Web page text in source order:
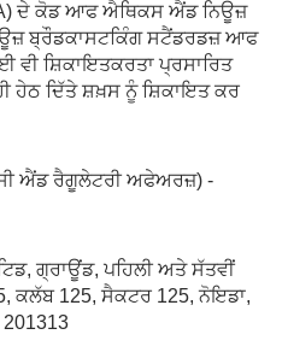
ਦੇ ਕੋਡ ਆਫ ਐਥਿਕਸ ਐਂਡ ਨਿਊਜ਼
ਬ੍ਰੌਡਕਾਸਟਕਿੰਗ ਸਟੈਂਡਰਡਜ਼ ਆਫ
ਸ਼ਿਕਾਇਤਕਰਤਾ ਪ੍ਰਸਾਰਿਤ
ਹੇਠ ਦਿੱਤੇ ਸ਼ਖ਼ਸ ਨੂੰ ਸ਼ਿਕਾਇਤ ਕਰ
ਐਂਡ ਰੈਗੂਲੇਟਰੀ ਅਫੇਅਰਜ਼) -
ਗ੍ਰਾਊਂਡ, ਪਹਿਲੀ ਅਤੇ ਸੱਤਵੀਂ
ਕਲੱਬ 125, ਸੈਕਟਰ 125, ਨੋਇਡਾ,